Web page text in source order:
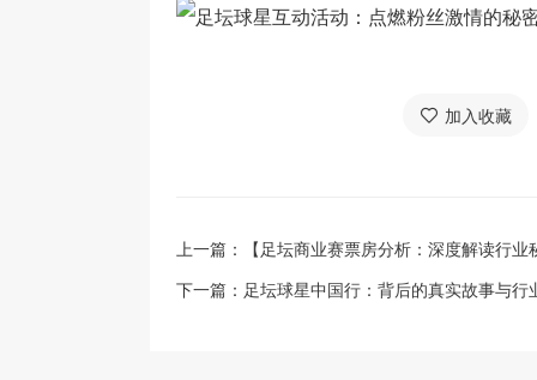
加入收藏
上一篇：
【足坛商业赛票房分析：深度解读行业
下一篇： 足坛球星中国行：背后的真实故事与行